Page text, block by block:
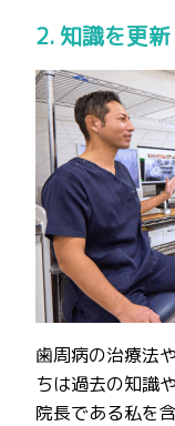
2. 知識を更
歯周病の治療法
ちは過去の知識
院長である私を